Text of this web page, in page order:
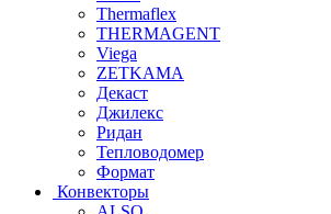
Thermaflex
THERMAGENT
Viega
ZETKAMA
Декаст
Джилекс
Ридан
Тепловодомер
Формат
Конвекторы